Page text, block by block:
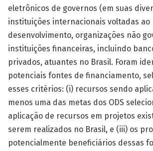
eletrônicos de governos (em suas
instituições internacionais voltadas ao
desenvolvimento, organizações não
instituições financeiras, incluindo
privados, atuantes no Brasil. Foram
potenciais fontes de financiamento,
esses critérios: (i) recursos sendo
menos uma das metas dos ODS
aplicação de recursos em projetos
serem realizados no Brasil, e (iii) os
potencialmente beneficiários dessas